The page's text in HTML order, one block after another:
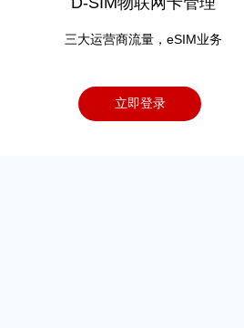
三大运营商流量，eSIM业务
立即登录